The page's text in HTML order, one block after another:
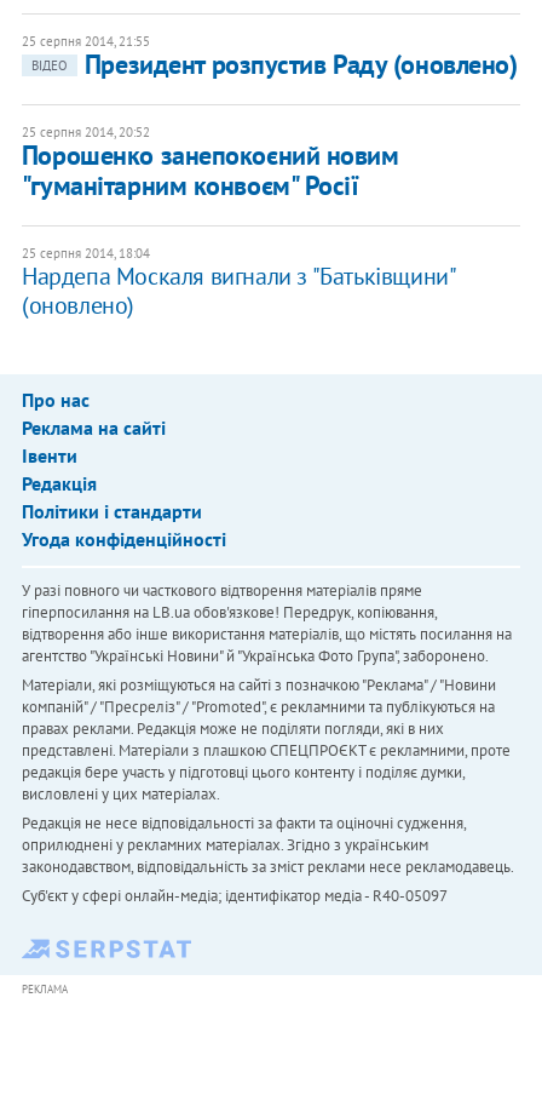
25 серпня 2014, 21:55
ВІДЕО
Президент розпустив Раду (оновлено)
25 серпня 2014, 20:52
Порошенко занепокоєний новим
"гуманітарним конвоєм" Росії
25 серпня 2014, 18:04
Нардепа Москаля вигнали з "Батьківщини"
(оновлено)
Про нас
Реклама на сайті
Івенти
Редакція
Політики і стандарти
Угода конфіденційності
У разі повного чи часткового відтворення матеріалів пряме
гіперпосилання на LB.ua обов'язкове! Передрук, копіювання,
відтворення або інше використання матеріалів, що містять посилання на
агентство "Українськi Новини" й "Українська Фото Група", заборонено.
Матеріали, які розміщуються на сайті з позначкою "Реклама" / "Новини
компаній" / "Пресреліз" / "Promoted", є рекламними та публікуються на
правах реклами. Редакція може не поділяти погляди, які в них
представлені. Матеріали з плашкою СПЕЦПРОЄКТ є рекламними, проте
редакція бере участь у підготовці цього контенту і поділяє думки,
висловлені у цих матеріалах.
Редакція не несе відповідальності за факти та оціночні судження,
оприлюднені у рекламних матеріалах. Згідно з українським
законодавством, відповідальність за зміст реклами несе рекламодавець.
Cуб'єкт у сфері онлайн-медіа; ідентифікатор медіа - R40-05097
РЕКЛАМА